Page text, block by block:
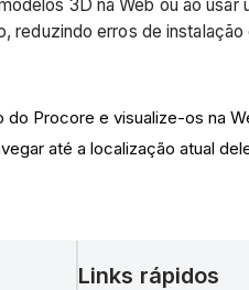
3D na Web ou ao usar
reduzindo erros de instalação
Procore e visualize-os na
até a localização atual
Links rápidos